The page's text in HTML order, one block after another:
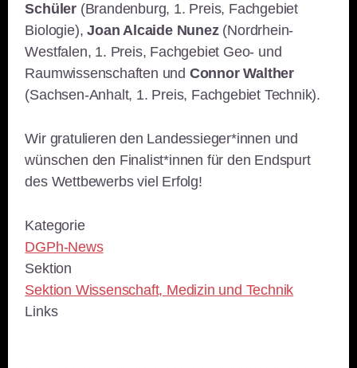
Schüler (Brandenburg, 1. Preis, Fachgebiet
Biologie),Joan Alcaide Nunez (Nordrhein-
Westfalen, 1. Preis, Fachgebiet Geo- und
Raumwissenschaften und Connor Walther
(Sachsen-Anhalt, 1. Preis, Fachgebiet Technik).
Wir gratulieren den Landessieger*innen und
wünschen den Finalist*innen für den Endspurt
des Wettbewerbs viel Erfolg!
Kategorie
DGPh-News
Sektion
Sektion Wissenschaft, Medizin und Technik
Links